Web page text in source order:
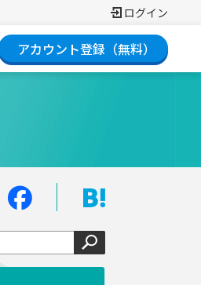
ログイン
アカウント登録（無料）